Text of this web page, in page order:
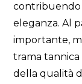
contribuendo
eleganza. Al
importante,
trama
della qualità